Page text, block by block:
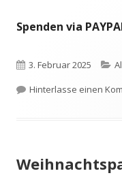
Spenden via
Veröffentlicht
am
3. Februar 2025
Hinterlasse einen